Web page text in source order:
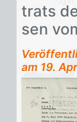
trats
sen
am 19.